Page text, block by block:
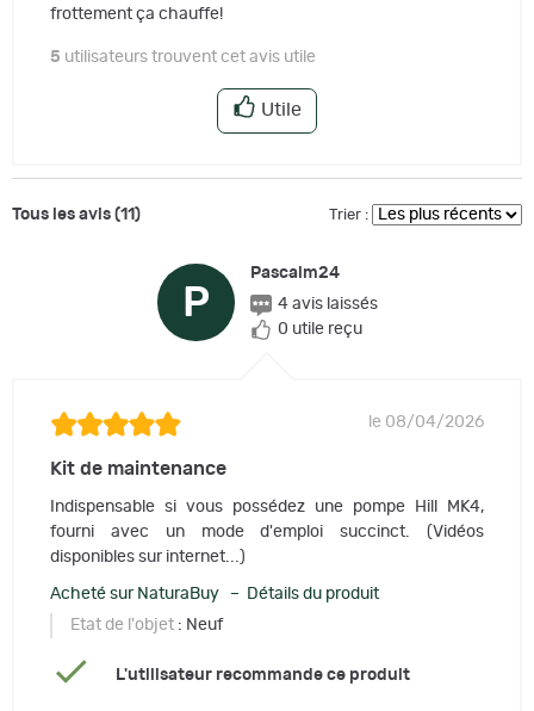
frottement ça chauffe!
5 utilisateurs trouvent cet avis utile
Utile
Tous les avis (11) Trier :
P
Pascalm24
4 avis laissés
0 utile reçu
le 08/04/2026
Kit de maintenance
Indispensable si vous possédez une pompe Hill MK4,
fourni avec un mode d'emploi succinct. (Vidéos
disponibles sur internet...)
Acheté sur NaturaBuy – Détails du produit
Etat de l'objet : Neuf
L'utilisateur recommande ce produit